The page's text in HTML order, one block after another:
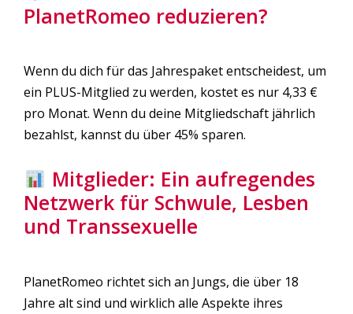
PlanetRomeo reduzieren?
Wenn du dich für das Jahrespaket entscheidest, um
ein PLUS-Mitglied zu werden, kostet es nur 4,33 €
pro Monat. Wenn du deine Mitgliedschaft jährlich
bezahlst, kannst du über 45% sparen.
Mitglieder: Ein aufregendes
Netzwerk für Schwule, Lesben
und Transsexuelle
PlanetRomeo richtet sich an Jungs, die über 18
Jahre alt sind und wirklich alle Aspekte ihres